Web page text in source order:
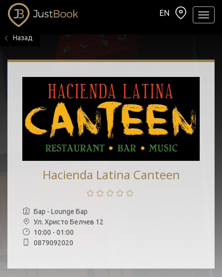
EN
Назад
Hacienda Latina Canteen
Бар - Lounge Бар
Ул. Христо Белчев 12
10:00 - 01:00
0879092020